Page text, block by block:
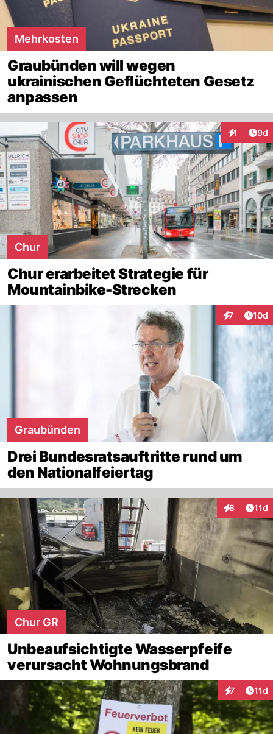
Mehrkosten
Graubünden will wegen
ukrainischen Geflüchteten Gesetz
anpassen
1 9d
Chur
Chur erarbeitet Strategie für
Mountainbike-Strecken
7 10d
Graubünden
Drei Bundesratsauftritte rund um
den Nationalfeiertag
8 11d
Chur GR
Unbeaufsichtigte Wasserpfeife
verursacht Wohnungsbrand
7 11d